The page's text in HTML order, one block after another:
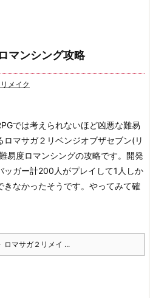
マンシング攻略
メイク
では考えられないほど凶悪な難易
ロマサガ２リベンジオブザセブン(リ
易度ロマンシングの攻略です。 開発
ッガー計200人がプレイして1人しか
きなかったそうです。 やってみて確
ロマサガ２リメイ ...